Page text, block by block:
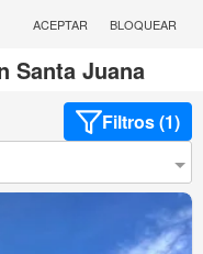
ACEPTAR
BLOQUEAR
Santa Juana
Filtros (1)